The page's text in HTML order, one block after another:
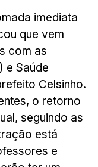
imediata
que vem
com as
e Saúde
Celsinho.
o retorno
seguindo as
está
e